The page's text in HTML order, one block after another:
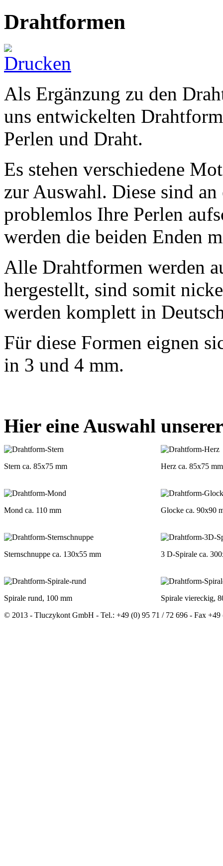
Drahtformen
Als Ergänzung zu den
uns entwickelten
Perlen und Draht.
Es stehen verschiedene
zur Auswahl. Diese sind
problemlos Ihre Perlen
werden die beiden Enden
Alle Drahtformen werden
hergestellt, sind somit
werden komplett in
Für diese Formen eignen
in 3 und 4 mm.
Hier eine Auswahl
Stern ca. 85x75 mm Herz ca. 85x75 mm
Mond ca. 110 mm Glocke ca. 90x90
Sternschnuppe ca. 130x55 mm 3 D-Spirale ca.
Spirale rund, 100 mm
Spirale viereckig,
© 2013 - Tluczykont GmbH - Tel.: +49 (0) 95 71 / 72 696 - Fax